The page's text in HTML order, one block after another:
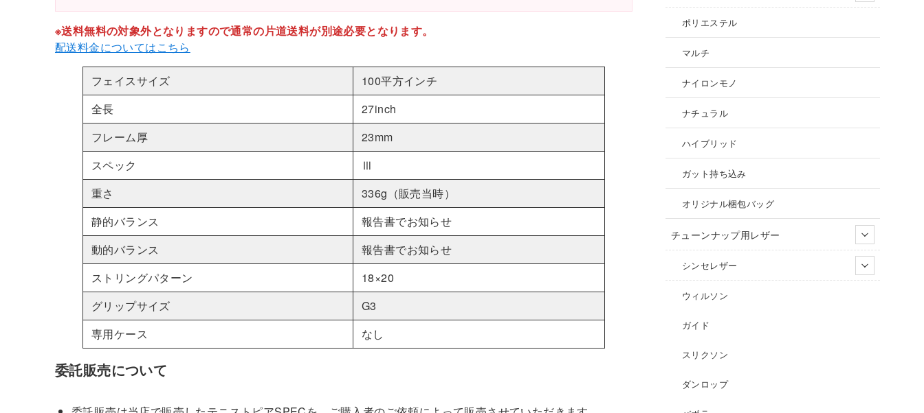
※送料無料の対象外となりますので通常の片道送料が別途必要となります。
配送料金についてはこちら
フェイスサイズ
100平方インチ
全長
27inch
フレーム厚
23mm
スペック
Ⅲ
重さ
336g（販売当時）
静的バランス
報告書でお知らせ
動的バランス
報告書でお知らせ
ストリングパターン
18×20
グリップサイズ
G3
専用ケース
なし
委託販売について
ポリエステル
マルチ
ナイロンモノ
ナチュラル
ハイブリッド
ガット持ち込み
オリジナル梱包バッグ
チューンナップ用レザー
シンセレザー
ウィルソン
ガイド
スリクソン
ダンロップ